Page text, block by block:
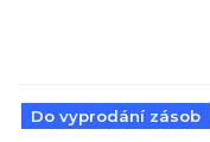
Do vyprodání zásob